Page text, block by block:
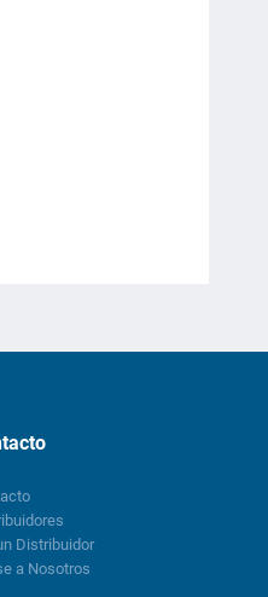
Distribuidor
a Nosotros